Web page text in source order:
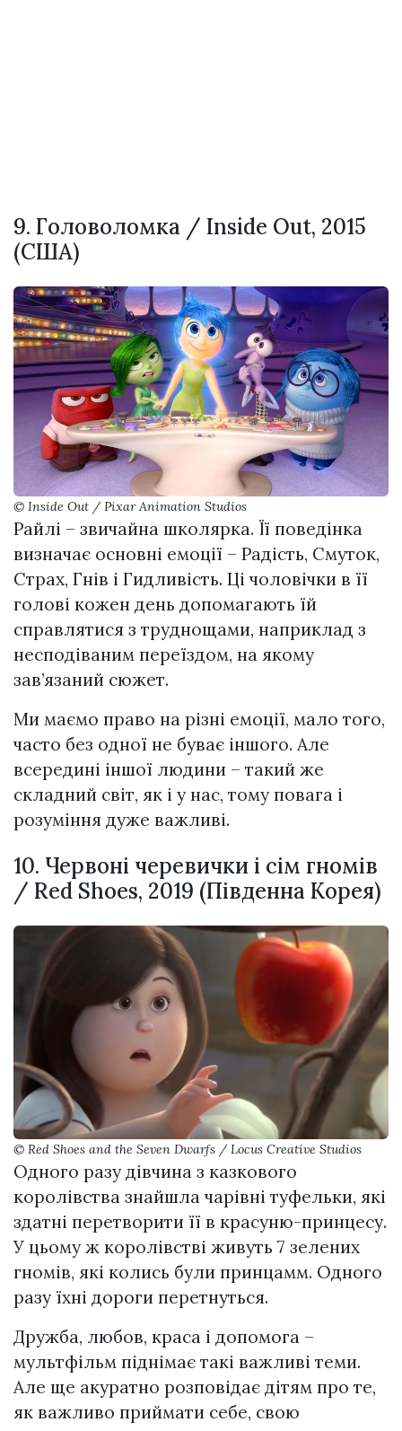
9. Головоломка / Inside Out, 2015
(США)
© Inside Out / Pixar Animation Studios
Райлі – звичайна школярка. Її поведінка
визначає основні емоції – Радість, Смуток,
Страх, Гнів і Гидливість. Ці чоловічки в її
голові кожен день допомагають їй
справлятися з труднощами, наприклад з
несподіваним переїздом, на якому
зав’язаний сюжет.
Ми маємо право на різні емоції, мало того,
часто без одної не буває іншого. Але
всередині іншої людини – такий же
складний світ, як і у нас, тому повага і
розуміння дуже важливі.
10. Червоні черевички і сім гномів
/ Red Shoes, 2019 (Південна Корея)
© Red Shoes and the Seven Dwarfs / Locus Creative Studios
Одного разу дівчина з казкового
королівства знайшла чарівні туфельки, які
здатні перетворити її в красуню-принцесу.
У цьому ж королівстві живуть 7 зелених
гномів, які колись були принцамм. Одного
разу їхні дороги перетнуться.
Дружба, любов, краса і допомога –
мультфільм піднімає такі важливі теми.
Але ще акуратно розповідає дітям про те,
як важливо приймати себе, свою